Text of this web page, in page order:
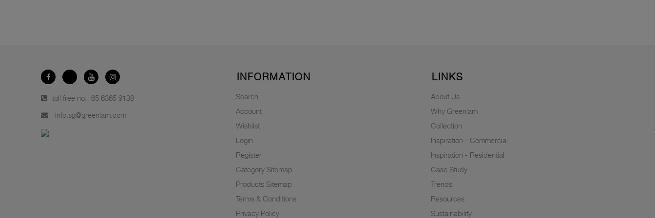
toll free no. +65 6365 9138
info.sg@greenlam.com
INFORMATION
Search
Account
Wishlist
Login
Register
Category Sitemap
Products Sitemap
Terms & Conditions
Privacy Policy
LINKS
About Us
Why Greenlam
Collection
Inspiration - Commercial
Inspiration - Residential
Case Study
Trends
Resources
Sustainability